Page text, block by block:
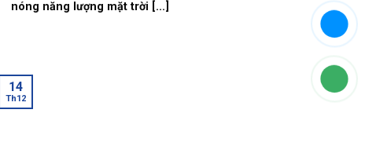
nóng năng lượng mặt trời [...]
14
Th12